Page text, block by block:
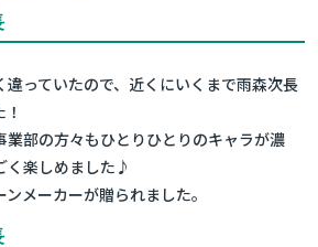
違っていたので、近くにいくまで雨森次長
業部の方々もひとりひとりのキャラが濃
く楽しめました♪
メーカーが贈られました。